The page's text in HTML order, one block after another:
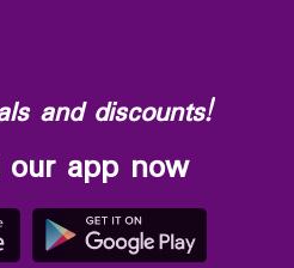
and discounts!
our app now